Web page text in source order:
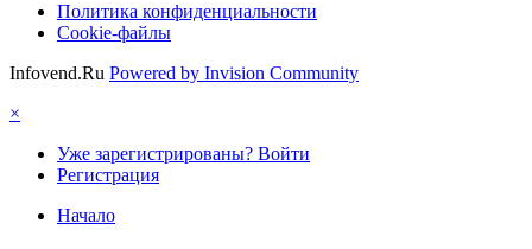
Политика конфиденциальности
Cookie-файлы
Infovend.Ru Powered by Invision Community
×
Уже зарегистрированы? Войти
Регистрация
Начало